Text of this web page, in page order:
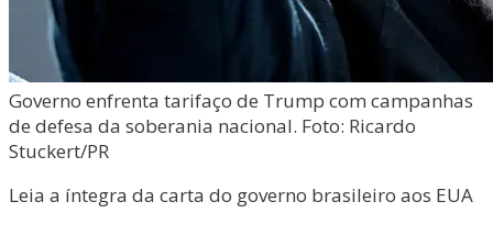
Governo enfrenta tarifaço de Trump com campanhas
de defesa da soberania nacional. Foto: Ricardo
Stuckert/PR
Leia a íntegra da carta do governo brasileiro aos EUA